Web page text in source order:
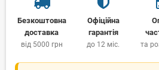
Безкоштовна
доставка
від 5000 грн
Офіційна
гарантія
до 12 міс. та